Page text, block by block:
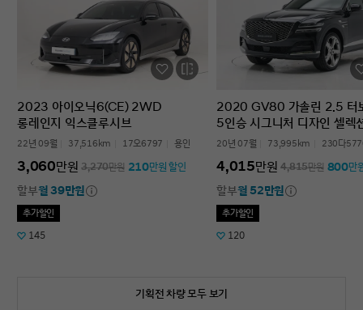
있을 것 같습니다. 중고차 구매가
처음이거나 차량 상태 확인이 어려운
분들에게는 현대인증중고차를 충분히
고려해볼 만하다고 생각합니다.
2023 아이오닉6(CE) 2WD
롱레인지 익스클루시브
22년 09월 37,516km 17오6797 용인
3,060만원 3,270만원 210만원 할인
할부월 39만원
추가할인
145
2020 GV80 가솔린 2.5 터
5인승 시그니처 디자인 셀
20년 07월 73,995km 230다
4,015만원 4,815만원 800만
할부월 52만원
추가할인
120
기획전 차량 모두 보기